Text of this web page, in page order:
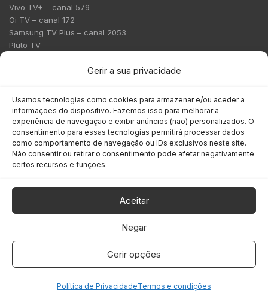
Gerir a sua privacidade
Usamos tecnologias como cookies para armazenar e/ou aceder a
informações do dispositivo. Fazemos isso para melhorar a
experiência de navegação e exibir anúncios (não) personalizados. O
consentimento para essas tecnologias permitirá processar dados
como comportamento de navegação ou IDs exclusivos neste site.
Não consentir ou retirar o consentimento pode afetar negativamente
certos recursos e funções.
Aceitar
Negar
Gerir opções
Política de PrivacidadeTermos e condições
Vivo TV+ – canal 579
Oi TV – canal 172
Samsung TV Plus – canal 2053
Pluto TV
redacao@bmcnews.com.br
Comercial:
comercial@bmcnews.com.br
Anuncie na BM&C News
A BM&C News conecta marcas a milhões de investidores
COPYRIGHT © 2026 BM&C News. Todos os direitos reservados.